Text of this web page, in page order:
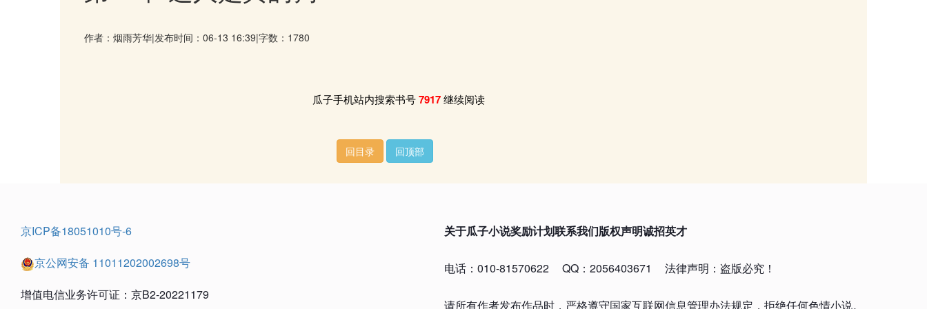
作者：烟雨芳华|发布时间：06-13 16:39|字数：1780
瓜子手机站内搜索书号7917继续阅读
回目录 回顶部
京ICP备18051010号-6
京公网安备 11011202002698号
增值电信业务许可证：京B2-20221179
关于瓜子小说奖励计划联系我们版权声明诚招英才
电话：010-81570622 QQ：2056403671 法律声明：盗版必究！
请所有作者发布作品时，严格遵守国家互联网信息管理办法规定，拒绝任何色情小说。